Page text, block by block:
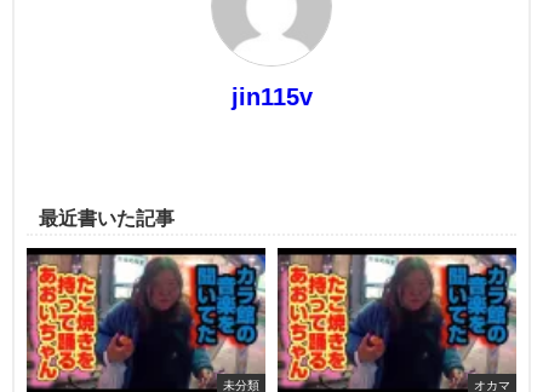
jin115v
最近書いた記事
未分類 オカマ